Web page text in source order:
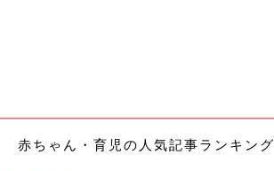
リ・100均】達人のおもちゃ収納術
赤ちゃん・育児の人気記事ランキング